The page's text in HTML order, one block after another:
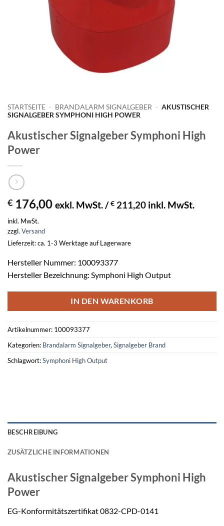
STARTSEITE - BRANDALARM SIGNALGEBER - AKUSTISCHER
SIGNALGEBER SYMPHONI HIGH POWER
Akustischer Signalgeber Symphoni High
Power
€ 176,00 exkl. MwSt. /€ 211,20 inkl. MwSt.
inkl. MwSt.
zzgl. Versand
Lieferzeit: ca. 1-3 Werktage auf Lagerware
Hersteller Nummer: 100093377
Hersteller Bezeichnung: Symphoni High Output
IN DEN WARENKORB
Artikelnummer: 100093377
Kategorien: Brandalarm Signalgeber, Signalgeber Brand
Schlagwort:Symphoni High Output
BESCHREIBUNG
ZUSÄTZLICHE INFORMATIONEN
Akustischer SignalgeberSymphoni High
Power
EG-Konformitätszertifikat 0832-CPD-0141